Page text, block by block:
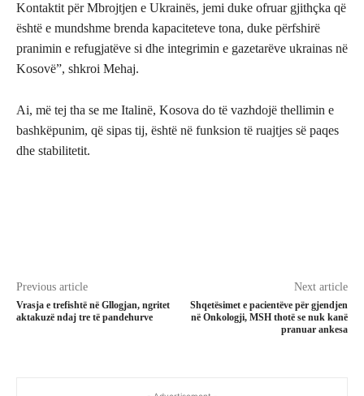
Kontaktit për Mbrojtjen e Ukrainës, jemi duke ofruar gjithçka që
është e mundshme brenda kapaciteteve tona, duke përfshirë
pranimin e refugjatëve si dhe integrimin e gazetarëve ukrainas në
Kosovë”, shkroi Mehaj.
Ai, më tej tha se me Italinë, Kosova do të vazhdojë thellimin e
bashkëpunim, që sipas tij, është në funksion të ruajtjes së paqes
dhe stabilitetit.
Previous article
Vrasja e trefishtë në Gllogjan, ngritet
aktakuzë ndaj tre të pandehurve
Next article
Shqetësimet e pacientëve për gjendjen
në Onkologji, MSH thotë se nuk kanë
pranuar ankesa